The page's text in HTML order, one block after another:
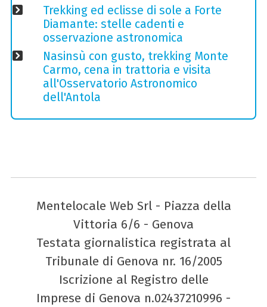
Trekking ed eclisse di sole a Forte
Diamante: stelle cadenti e
osservazione astronomica
Nasinsù con gusto, trekking Monte
Carmo, cena in trattoria e visita
all'Osservatorio Astronomico
dell'Antola
Mentelocale Web Srl - Piazza della
Vittoria 6/6 - Genova
Testata giornalistica registrata al
Tribunale di Genova nr. 16/2005
Iscrizione al Registro delle
Imprese di Genova n.02437210996 -